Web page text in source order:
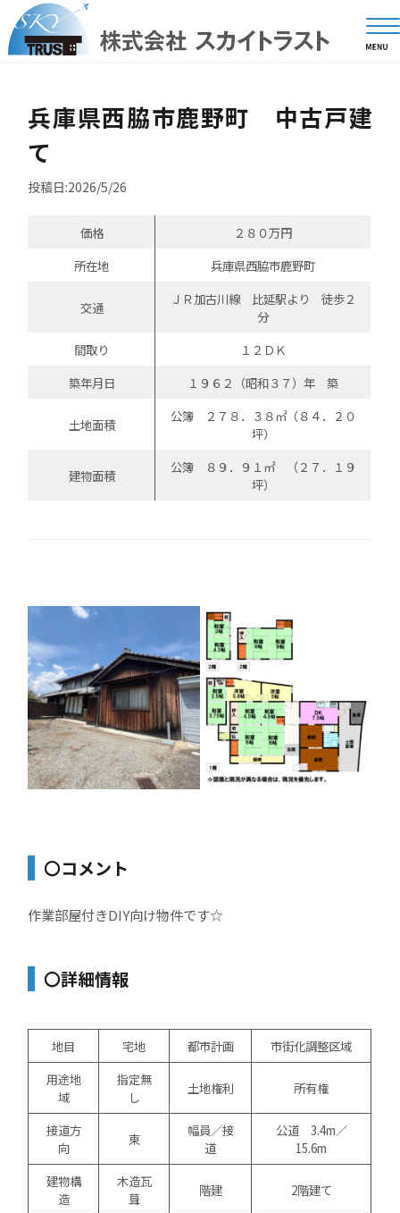
兵庫県西脇市鹿野町 中古戸建
て
投稿日:2026/5/26
価格
２８０万円
所在地
兵庫県西脇市鹿野町
交通
ＪＲ加古川線 比延駅より 徒歩２
分
間取り
１２ＤＫ
築年月日
１９６２（昭和３７）年 築
土地面積
公簿 ２７８．３８㎡（８４．２０
坪）
建物面積
公簿 ８９．９１㎡ （２７．１９
坪）
〇コメント
作業部屋付きDIY向け物件です☆
〇詳細情報
地目 宅地 都市計画
市街化調整区域
用途地
域
指定無
し
土地権利 所有権
接道方
向
東
幅員／接
道
公道 3.4m／
15.6m
建物構
造
木造瓦
葺
階建 2階建て